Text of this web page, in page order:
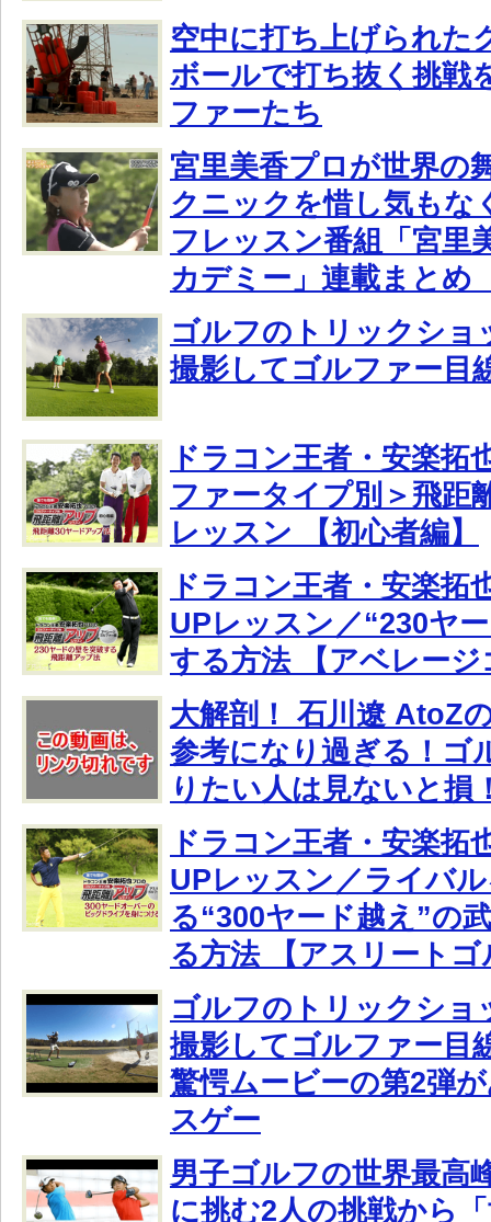
空中に打ち上げられた
ボールで打ち抜く挑戦
ファーたち
宮里美香プロが世界の
クニックを惜し気もな
フレッスン番組「宮里
カデミー」連載まとめ
ゴルフのトリックショ
撮影してゴルファー目
ドラコン王者・安楽拓
ファータイプ別＞飛距
レッスン 【初心者編】
ドラコン王者・安楽拓
UPレッスン／“230ヤ
する方法 【アベレー
大解剖！ 石川遼 AtoZ
参考になり過ぎる！ゴ
りたい人は見ないと損
ドラコン王者・安楽拓
UPレッスン／ライバ
る“300ヤード越え”の
る方法 【アスリート
ゴルフのトリックショ
撮影してゴルファー目
驚愕ムービーの第2弾
スゲー
男子ゴルフの世界最高
に挑む2人の挑戦から